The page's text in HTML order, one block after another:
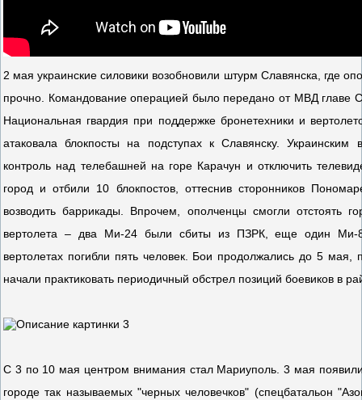
2 мая украинские силовики возобновили штурм Славянска, где
прочно. Командование операцией было передано от МВД главе
Национальная гвардия при поддержке бронетехники и
атаковала блокпосты на подступах к Славянску. Украинским
контроль над телебашней на горе Карачун и отключить
город и отбили 10 блокпостов, оттеснив сторонников
возводить баррикады. Впрочем, ополченцы смогли отстоять
вертолета – два Ми-24 были сбиты из ПЗРК, еще один Ми-
вертолетах погибли пять человек. Бои продолжались до 5 мая,
начали практиковать периодичный обстрел позиций боевиков в
С 3 по 10 мая центром внимания стал Мариуполь. 3 мая
городе так называемых "черных человечков" (спецбатальон